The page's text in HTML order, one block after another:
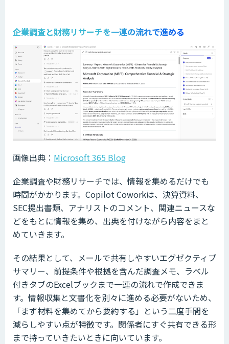
企業調査と財務リサーチを一連の流れで進める
画像出典： Microsoft 365 Blog
企業調査や財務リサーチでは、情報を集めるだけでも
時間がかかります。Copilot Coworkは、決算資料、
SEC提出書類、アナリストのコメント、関連ニュースな
どをもとに情報を集め、出典を付けながら内容をまと
めていきます。
その結果として、メールで共有しやすいエグゼクティブ
サマリー、前提条件や根拠を含んだ調査メモ、ラベル
付きタブのExcelブックまで一連の流れで作成できま
す。情報収集と文書化を別々に進める必要がないため、
「まず材料を集めてから要約する」という二度手間を
減らしやすい点が特徴です。関係者にすぐ共有できる形
まで持っていきたいときに向いています。